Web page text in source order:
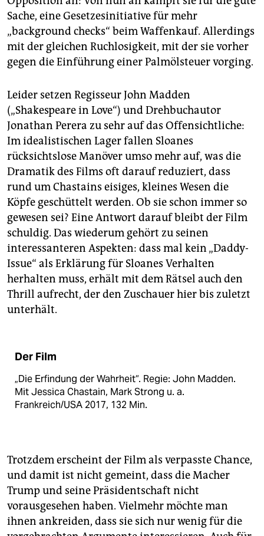
Sache, eine Gesetzesini­tiative für mehr
„background checks“ beim Waffenkauf. Allerdings
mit der gleichen Ruchlosigkeit, mit der sie vorher
gegen die Einführung einer Palmölsteuer vorging.
Leider setzen Regisseur John Madden
(„Shakespeare in Love“) und Drehbuchautor
Jonathan Perera zu sehr auf das Offensichtliche:
Im idealistischen Lager fallen Sloanes
rücksichtslose Manöver umso mehr auf, was die
Dramatik des Films oft darauf reduziert, dass
rund um Chastains eisiges, kleines Wesen die
Köpfe geschüttelt werden. Ob sie schon immer so
gewesen sei? Eine Antwort darauf bleibt der Film
schuldig. Das wiederum gehört zu seinen
interessanteren Aspekten: dass mal kein „Daddy-
Issue“ als Erklärung für Sloanes Verhalten
herhalten muss, erhält mit dem Rätsel auch den
Thrill aufrecht, der den Zuschauer hier bis zuletzt
unterhält.
Der Film
„Die Erfindung der Wahrheit“. Regie: John Madden.
Mit Jessica Chastain, Mark Strong u. a.
Frankreich/USA 2017, 132 Min.
Trotzdem erscheint der Film als verpasste Chance,
und damit ist nicht gemeint, dass die Macher
Trump und seine Präsidentschaft nicht
vorausgesehen haben. Vielmehr möchte man
ihnen ankreiden, dass sie sich nur wenig für die